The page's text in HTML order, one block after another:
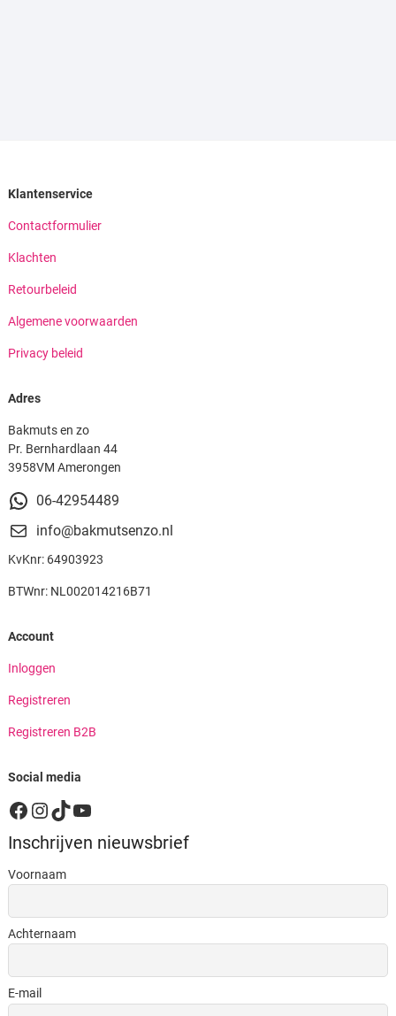
Klantenservice
Contactformulier
Klachten
Retourbeleid
Algemene voorwaarden
Privacy beleid
Adres
Bakmuts en zo
Pr. Bernhardlaan 44
3958VM Amerongen
06-42954489
info@bakmutsenzo.nl
KvKnr: 64903923
BTWnr: NL002014216B71
Account
Inloggen
Registreren
Registreren B2B
Social media
Facebook
Instagram
TikTok
YouTube
Inschrijven nieuwsbrief
Voornaam
Achternaam
E-mail